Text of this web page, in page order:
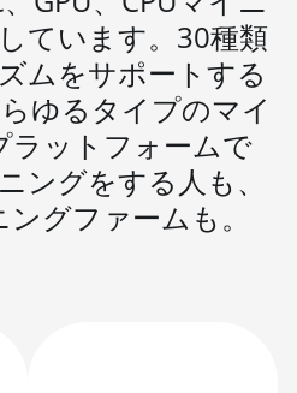
ています。30種類
ムをサポートする
ゆるタイプのマイ
ラットフォームで
ングをする人も、
グファームも。